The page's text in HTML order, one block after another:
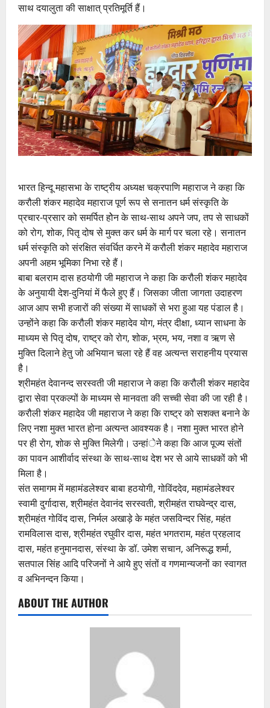
साथ दयालुता की साक्षात् प्रतिमूर्ति हैं।
भारत हिन्दू महासभा के राष्ट्रीय अध्यक्ष चक्रपाणि महाराज ने कहा कि
करौली शंकर महादेव महाराज पूर्ण रूप से सनातन धर्म संस्कृति के
प्रचार-प्रसार को समर्पित होेन के साथ-साथ अपने जप, तप से साधकों
को रोग, शोक, पितृ दोष से मुक्त कर धर्म के मार्ग पर चला रहे। सनातन
धर्म संस्कृति को संरक्षित संवर्धित करने में करौली शंकर महादेव महाराज
अपनी अहम भूमिका निभा रहे हैं।
बाबा बलराम दास हठयोगी जी महाराज ने कहा कि करौली शंकर महादेव
के अनुयायी देश-दुनियां में फैले हुए हैं। जिसका जीता जागता उदाहरण
आज आप सभी हजारों की संख्या में साधकों से भरा हुआ यह पंडाल है।
उन्होंने कहा कि करौली शंकर महादेव योग, मंत्र दीक्षा, ध्यान साधना के
माध्यम से पितृ दोष, राष्ट्र को रोग, शोक, भ्रम, भय, नशा व ऋण से
मुक्ति दिलाने हेतु जो अभियान चला रहे हैं वह अत्यन्त सराहनीय प्रयास
है।
श्रीमहंत देवानन्द सरस्वती जी महाराज ने कहा कि करौली शंकर महादेव
द्वारा सेवा प्रकल्पों के माध्यम से मानवता की सच्ची सेवा की जा रही है।
करौली शंकर महादेव जी महाराज ने कहा कि राष्ट्र को सशक्त बनाने के
लिए नशा मुक्त भारत होना अत्यन्त आवश्यक है। नशा मुक्त भारत होने
पर ही रोग, शोक से मुक्ति मिलेगी। उन्हांेने कहा कि आज पूज्य संतों
का पावन आशीर्वाद संस्था के साथ-साथ देश भर से आये साधकों को भी
मिला है।
संत समागम में महामंडलेश्वर बाबा हठयोगी, गोविंददेव, महामंडलेश्वर
स्वामी दुर्गादास, श्रीमहंत देवानंद सरस्वती, श्रीमहंत राघवेन्द्र दास,
श्रीमहंत गोविंद दास, निर्मल अखाड़े के महंत जसविन्दर सिंह, महंत
रामविलास दास, श्रीमहंत रघुवीर दास, महंत भगतराम, महंत प्रहलाद
दास, महंत हनुमानदास, संस्था के डॉ. उमेश सचान, अनिरूद्ध शर्मा,
सतपाल सिंह आदि परिजनों ने आये हुए संतों व गणमान्यजनों का स्वागत
व अभिनन्दन किया।
ABOUT THE AUTHOR